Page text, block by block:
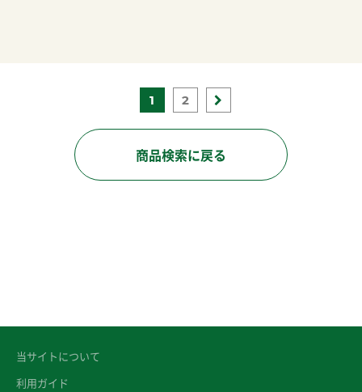
1 2
商品検索に戻る
当サイトについて
利用ガイド